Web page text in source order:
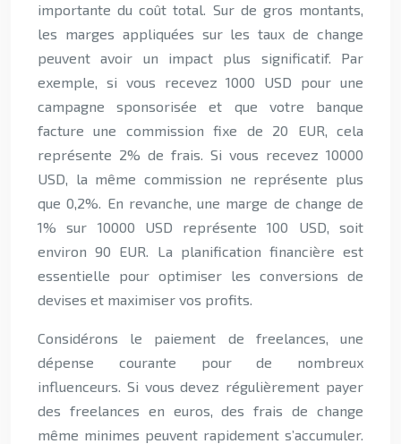
importante du coût total. Sur de gros montants,
les marges appliquées sur les taux de change
peuvent avoir un impact plus significatif. Par
exemple, si vous recevez 1000 USD pour une
campagne sponsorisée et que votre banque
facture une commission fixe de 20 EUR, cela
représente 2% de frais. Si vous recevez 10000
USD, la même commission ne représente plus
que 0,2%. En revanche, une marge de change de
1% sur 10000 USD représente 100 USD, soit
environ 90 EUR. La planification financière est
essentielle pour optimiser les conversions de
devises et maximiser vos profits.
Considérons le paiement de freelances, une
dépense courante pour de nombreux
influenceurs. Si vous devez régulièrement payer
des freelances en euros, des frais de change
même minimes peuvent rapidement s’accumuler.